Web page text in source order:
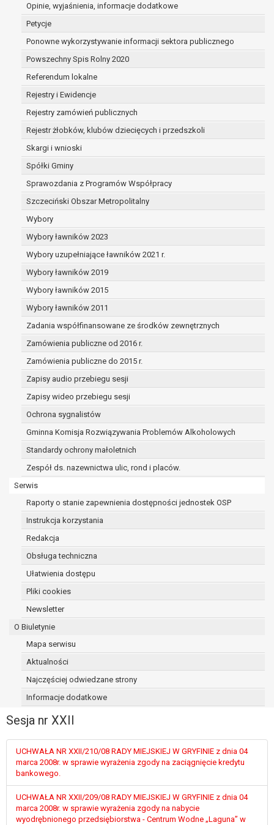
Opinie, wyjaśnienia, informacje dodatkowe
Petycje
Ponowne wykorzystywanie informacji sektora publicznego
Powszechny Spis Rolny 2020
Referendum lokalne
Rejestry i Ewidencje
Rejestry zamówień publicznych
Rejestr żłobków, klubów dziecięcych i przedszkoli
Skargi i wnioski
Spółki Gminy
Sprawozdania z Programów Współpracy
Szczeciński Obszar Metropolitalny
Wybory
Wybory ławników 2023
Wybory uzupełniające ławników 2021 r.
Wybory ławników 2019
Wybory ławników 2015
Wybory ławników 2011
Zadania współfinansowane ze środków zewnętrznych
Zamówienia publiczne od 2016 r.
Zamówienia publiczne do 2015 r.
Zapisy audio przebiegu sesji
Zapisy wideo przebiegu sesji
Ochrona sygnalistów
Gminna Komisja Rozwiązywania Problemów Alkoholowych
Standardy ochrony małoletnich
Zespół ds. nazewnictwa ulic, rond i placów.
Serwis
Raporty o stanie zapewnienia dostępności jednostek OSP
Instrukcja korzystania
Redakcja
Obsługa techniczna
Ułatwienia dostępu
Pliki cookies
Newsletter
O Biuletynie
Mapa serwisu
Aktualności
Najczęściej odwiedzane strony
Informacje dodatkowe
Sesja nr XXII
UCHWAŁA NR XXII/210/08 RADY MIEJSKIEJ W GRYFINIE z dnia 04
marca 2008r. w sprawie wyrażenia zgody na zaciągnięcie kredytu
bankowego.
UCHWAŁA NR XXII/209/08 RADY MIEJSKIEJ W GRYFINIE z dnia 04
marca 2008r. w sprawie wyrażenia zgody na nabycie
wyodrębnionego przedsiębiorstwa - Centrum Wodne „Laguna” w
dane są nieprawidłowe lub
prawo do żądania usunięcia danych
osobowych (tzw. prawo do bycia
zapomnianym) na podstawie art. 17 RODO,
w przypadku gdy:
dane nie są już niezbędne do celów,
dla których były zebrane lub w inny
sposób przetwarzane,
osoba, której dane dotyczą, wniosła
sprzeciw wobec przetwarzania
danych osobowych,
zgodę na przetwarzanie danych
osobowych, która jest podstawą
przetwarzania danych i nie ma innej
danych,
dane osobowe przetwarzane są
niezgodnie z prawem,
dane osobowe muszą być usunięte w
celu wywiązania się z obowiązku
prawo do żądania ograniczenia
przetwarzania danych osobowych na
podstawie art. 18 RODO, w przypadku gdy:
osoba, której dane dotyczą
kwestionuje prawidłowość danych
osobowych – na okres pozwalający
administratorowi sprawdzić
przetwarzanie danych jest niezgodne
z prawem, a osoba, której dane
dotyczą, sprzeciwia się usunięciu
danych, żądając w zamian ich
ograniczenia,
danych dla swoich celów, ale osoba,
której dane dotyczą, potrzebuje ich do
ustalenia, obrony lub dochodzenia
roszczeń,
osoba, której dane dotyczą, wniosła
sprzeciw wobec przetwarzania
danych - do czasu ustalenia czy
prawnie uzasadnione podstawy po
podstawie art. 20 RODO, w przypadku gdy
przetwarzanie danych odbywa się na
której dane dotyczą lub na podstawie
zautomatyzowany;
prawo sprzeciwu wobec przetwarzania
przetwarzania danych osobowych, którego
podstawą prawną jest:
niezbędność przetwarzania do